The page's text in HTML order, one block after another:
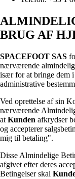
BRUG AF
SPACEFOOT SAS
nærværende
især for at bringe dem
administrative
Ved oprettelse af sin
nærværende
at Kunden afkrydser
og accepterer
mig til betaling".
Disse Almindelige
afgivet efter deres
Betingelser skal